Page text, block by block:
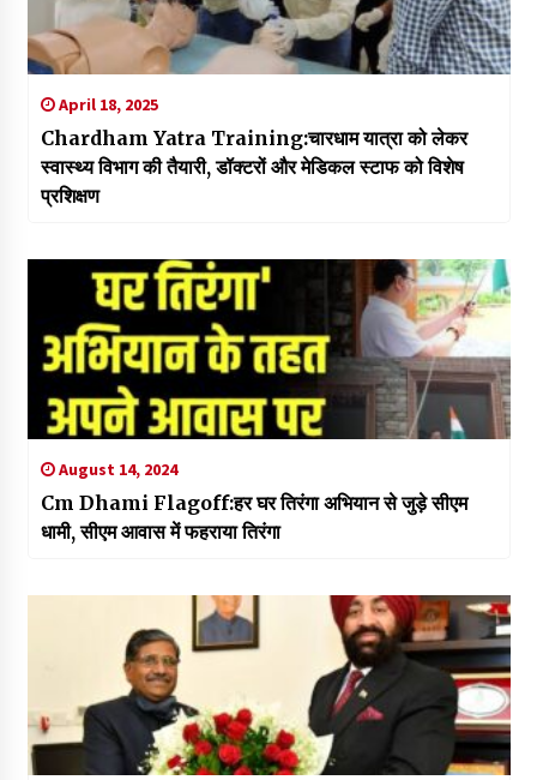
April 18, 2025
Chardham Yatra Training:चारधाम यात्रा को लेकर
स्वास्थ्य विभाग की तैयारी, डॉक्टरों और मेडिकल स्टाफ को विशेष
प्रशिक्षण
August 14, 2024
Cm Dhami Flagoff:हर घर तिरंगा अभियान से जुड़े सीएम
धामी, सीएम आवास में फहराया तिरंगा